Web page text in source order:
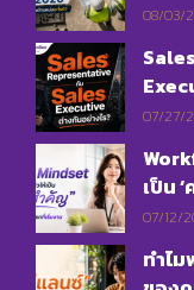
08/03/
07/27/
เป็น
07/12/
ทำไ